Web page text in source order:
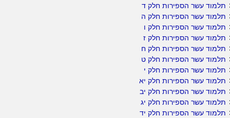
תלמוד עשר הספירות חלק ד
תלמוד עשר הספירות חלק ה
תלמוד עשר הספירות חלק ו
תלמוד עשר הספירות חלק ז
תלמוד עשר הספירות חלק ח
תלמוד עשר הספירות חלק ט
תלמוד עשר הספירות חלק י
תלמוד עשר הספירות חלק יא
תלמוד עשר הספירות חלק יב
תלמוד עשר הספירות חלק יג
תלמוד עשר הספירות חלק יד